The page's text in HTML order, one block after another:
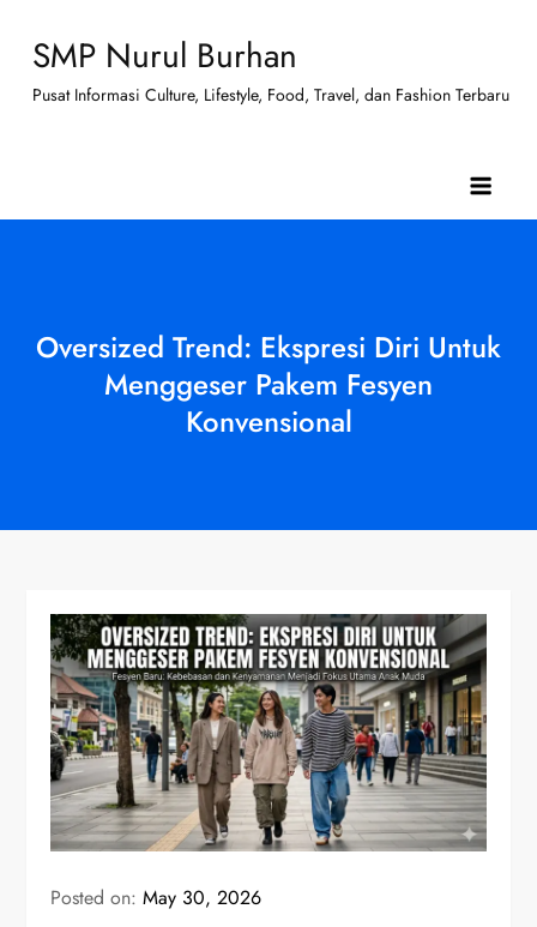
content
SMP Nurul Burhan
Pusat Informasi Culture, Lifestyle, Food, Travel, dan Fashion Terbaru
Oversized Trend: Ekspresi Diri Untuk
Menggeser Pakem Fesyen
Konvensional
Posted on:May 30, 2026